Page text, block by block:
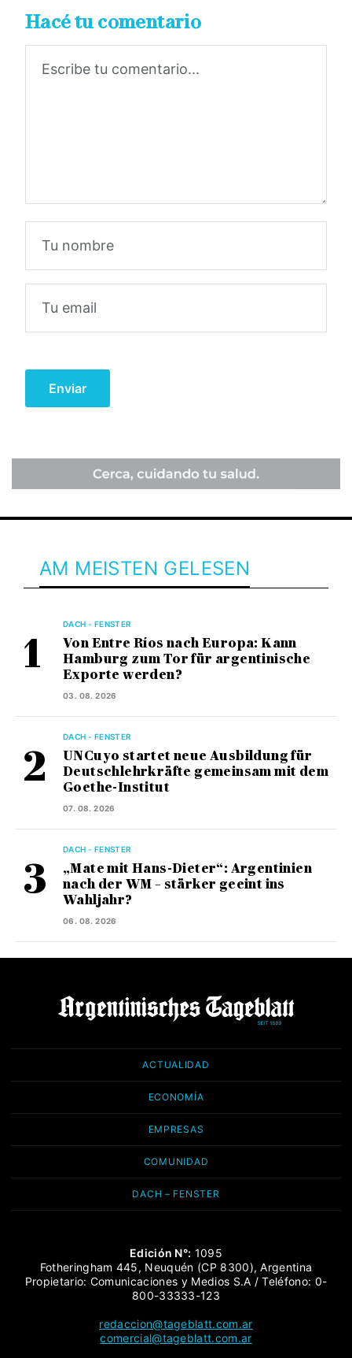
Hacé tu comentario
AM MEISTEN GELESEN
DACH - FENSTER
Von Entre Ríos nach Europa: Kann
Hamburg zum Tor für argentinische
Exporte werden?
03. 08. 2026
DACH - FENSTER
UNCuyo startet neue Ausbildung für
Deutschlehrkräfte gemeinsam mit dem
Goethe-Institut
07. 08. 2026
DACH - FENSTER
„Mate mit Hans-Dieter“: Argentinien
nach der WM – stärker geeint ins
Wahljahr?
06. 08. 2026
ACTUALIDAD
ECONOMÍA
EMPRESAS
COMUNIDAD
DACH – FENSTER
Edición N°: 1095
Fotheringham 445, Neuquén (CP 8300), Argentina
Propietario: Comunicaciones y Medios S.A / Teléfono: 0-
800-33333-123
redaccion@tageblatt.com.ar
comercial@tageblatt.com.ar